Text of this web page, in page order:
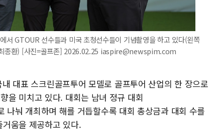
GTOUR 선수들과 미국 초청선수들이 기념촬영을 하고 있다(왼쪽
종환) [사진=골프존] 2026.02.25 iaspire@newspim.com
대표 스크린골프투어 모델로 골프투어 산업의 한 장으로
을 미치고 있다. 대회는 남녀 정규 대회
눠 개최하며 해를 거듭할수록 대회 총상금과 대회 수를
움을 제공하고 있다.